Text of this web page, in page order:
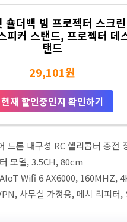
숄더백 빔 프로젝터 스크
피커 스탠드, 프로젝터 데
탠드
29,101원
현재 할인중인지 확인하기
드론 내구성 RC 헬리콥터 충전
모델, 3.5CH, 80cm
Wifi 6 AX6000, 160MHZ,
사무실 가정용, 메시 리피터,